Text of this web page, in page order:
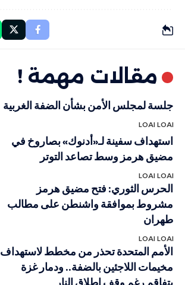
مقالات مهمة !
جلسة لمجلس الأمن بشأن الضفة الغربية
LOAI LOAI
استهداف سفينة لـ«أدنوك» بصاروخ في
مضيق هرمز وسط تصاعد التوتر
LOAI LOAI
الحرس الثوري: فتح مضيق هرمز
مشروط بموافقة واشنطن على مطالب
طهران
LOAI LOAI
الأمم المتحدة تحذر من مخطط لاستهداف
مخيمات اللاجئين بالضفة.. ودمار غزة
يتفاقم رغم وقف إطلاق النار